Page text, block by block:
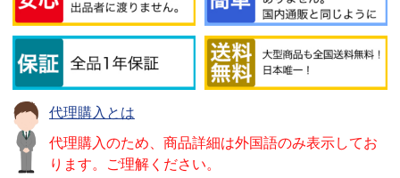
代理購入とは
代理購入のため、商品詳細は外国語のみ表示してお
ります。ご理解ください。